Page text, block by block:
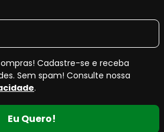
Cadastre-se e receba
Sem spam! Consulte nossa
.
Eu Quero!